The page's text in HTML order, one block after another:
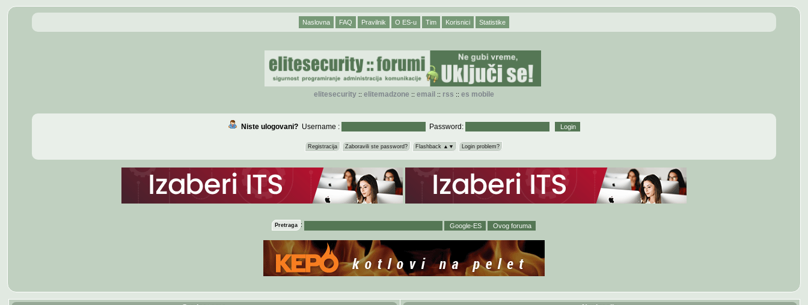
Naslovna FAQ Pravilnik O ES-u Tim Korisnici Statistike
elitesecurity:: elitemadzone :: email :: rss :: es mobile
Niste ulogovani?Username : Password:
Registracija Zaboravili ste password? Flashback ▲▼ Login problem?
Pretraga :